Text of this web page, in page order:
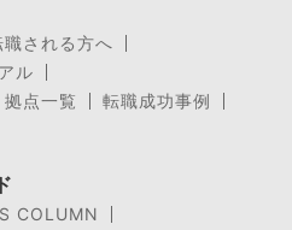
される方へ
ル
拠点一覧
転職成功事例
COLUMN